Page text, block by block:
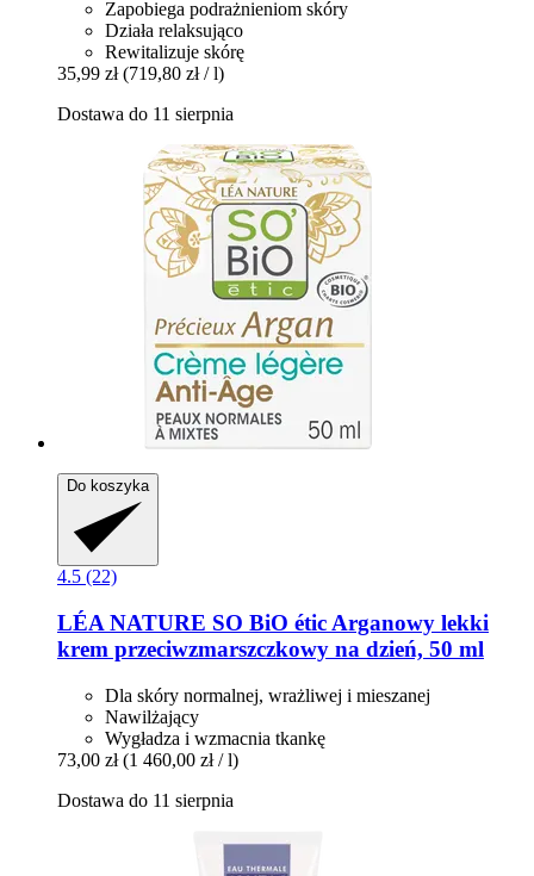
Zapobiega podrażnieniom skóry
Działa relaksująco
Rewitalizuje skórę
35,99 zł (719,80 zł / l)
Dostawa do 11 sierpnia
Do koszyka
4.5 (22)
LÉA NATURE SO BiO étic Arganowy lekki
krem przeciwzmarszczkowy na dzień, 50 ml
Dla skóry normalnej, wrażliwej i mieszanej
Nawilżający
Wygładza i wzmacnia tkankę
73,00 zł (1 460,00 zł / l)
Dostawa do 11 sierpnia